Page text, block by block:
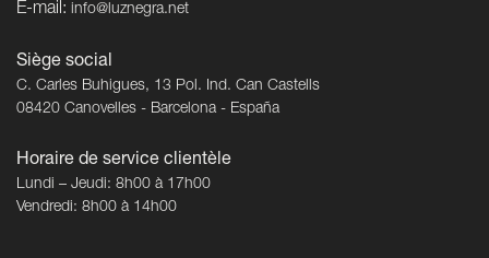
E-mail: info@luznegra.net
Siège social
C. Carles Buhigues, 13 Pol. Ind. Can Castells
08420 Canovelles - Barcelona - España
Horaire de service clientèle
Lundi – Jeudi: 8h00 à 17h00
Vendredi: 8h00 à 14h00